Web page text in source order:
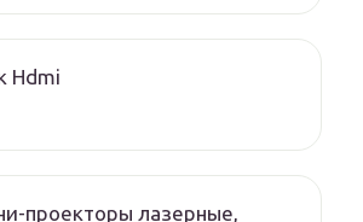
Hdmi
проекторы лазерные,